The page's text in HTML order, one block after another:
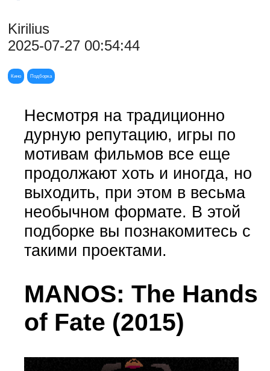
Kirilius
2025-07-27 00:54:44
Кино Подборка
Несмотря на традиционно
дурную репутацию, игры по
мотивам фильмов все еще
продолжают хоть и иногда, но
выходить, при этом в весьма
необычном формате. В этой
подборке вы познакомитесь с
такими проектами.
MANOS: The Hands
of Fate (2015)